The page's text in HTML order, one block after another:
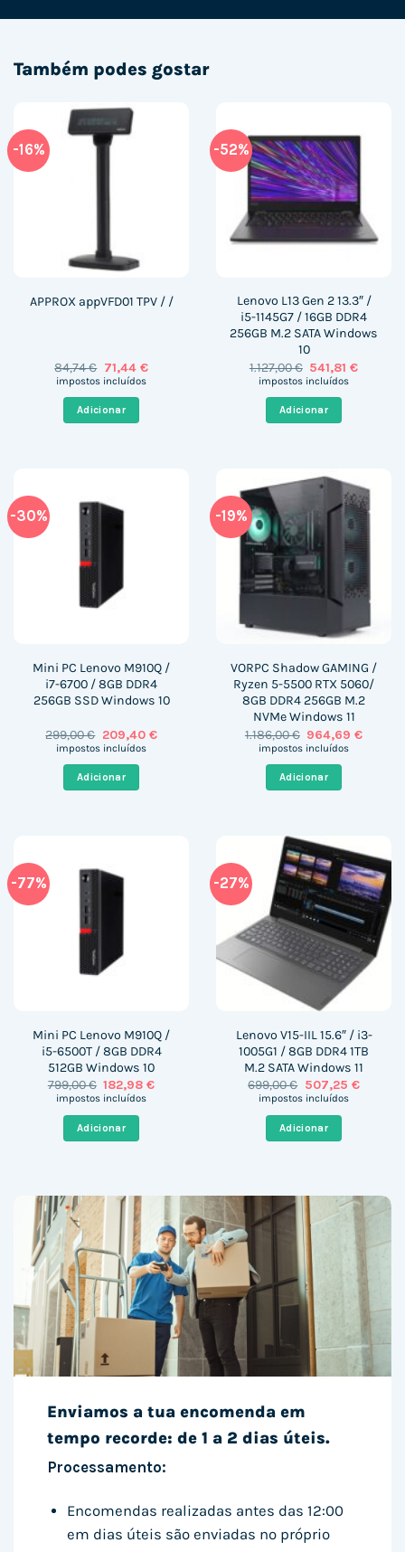
Também podes gostar
-16%
APPROX appVFD01 TPV / /
84,74€ O
preço
era:
84,74 €.
71,44 €O
impostos incluídos
Adicionar
-52%
Lenovo L13 Gen 2 13.3″ /
i5-1145G7 / 16GB DDR4
256GB M.2 SATA Windows
10
1.127,00€ O
preço
era:
1.127,00 €.
541,81€O
impostos incluídos
Adicionar
-30%
Mini PC Lenovo M910Q /
i7-6700 / 8GB DDR4
256GB SSD Windows 10
299,00€ O
preço
era:
299,00 €.
209,40 €O
impostos incluídos
Adicionar
-19%
VORPC Shadow GAMING /
Ryzen 5-5500 RTX 5060/
8GB DDR4 256GB M.2
NVMe Windows 11
1.186,00€ O
preço
era:
1.186,00 €.
964,69€O
impostos incluídos
Adicionar
-77%
Mini PC Lenovo M910Q /
i5-6500T / 8GB DDR4
512GB Windows 10
799,00€ O
preço
799,00 €.
182,98€O
impostos incluídos
Adicionar
-27%
Lenovo V15-IIL 15.6″ / i3-
1005G1 / 8GB DDR4 1TB
M.2 SATA Windows 11
699,00€ O
preço
699,00 €.
507,25 €O
impostos incluídos
Adicionar
Enviamos a tua encomenda em
tempo recorde: de 1 a 2 dias úteis.
Processamento:
Encomendas realizadas antes das 12:00
em dias úteis são enviadas no próprio